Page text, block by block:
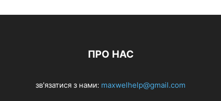
ПРО НАС
зв'язатися з нами: maxwelhelp@gmail.com